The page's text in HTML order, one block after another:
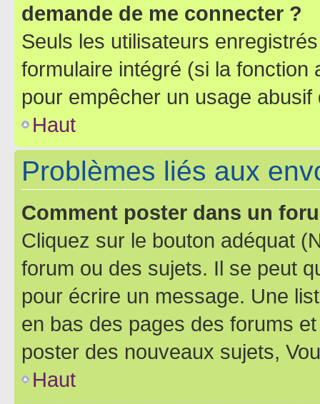
demande de me connecter ?
Seuls les utilisateurs
formulaire intégré (si la fonction
pour empêcher un usage
Haut
Problèmes liés aux
Comment poster dans un
Cliquez sur le bouton adéquat
forum ou des sujets. Il se peut
pour écrire un message. Une
en bas des pages des forums
poster des nouveaux sujets,
Haut